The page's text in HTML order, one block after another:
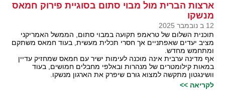
ארצות הברית מול מבוי סתום בסוגיית פירוק חמאס
מנשקו
12 ב נובמבר 2025
תוכנית השלום של טראמפ תקועה במבוי סתום, הממשל האמריקני
מציב יעדים שאפתניים אך חסרי תכלית מעשית, בעוד חמאס משתקם
ומתחמש מחדש.
אף מדינה ערבית אינה מוכנה לעימות ישיר עם חמאס שמחזיק עדיין
במאות קילומטרים של מנהרות ובאלפי מחבלים חמושים, בעוד
וושינגטון מתקשה למצוא גורם שיפרק את הארגון מנשקו.
לקריאה >>